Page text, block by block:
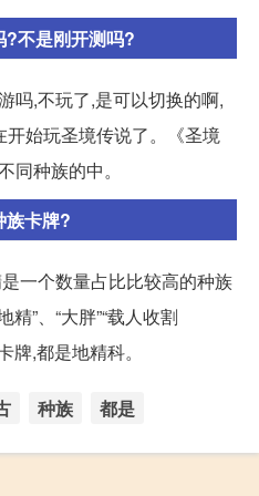
?不是刚开测吗?
吗,不玩了,是可以切换的啊,
始玩圣境传说了。《圣境
同种族的中。
族卡牌?
一个数量占比比较高的种族
精”、“大胖”“载人收割
牌,都是地精科。
种族 都是